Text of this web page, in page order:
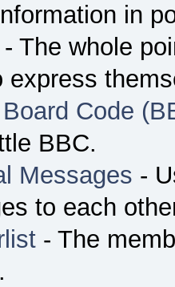
in
- The whole
express
Code
BBC.
Messages -
to each
- The